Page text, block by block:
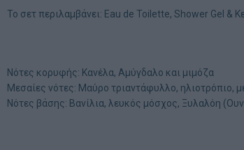
Το σετ περιλαμβάνει: Eau de Toilette, Shower Gel &
Νότες κορυφής: Κανέλα, Αμύγδαλο και μιμόζα
Μεσαίες νότες: Μαύρο τριαντάφυλλο, ηλιοτρόπιο,
Νότες βάσης: Βανίλια, λευκός μόσχος, Ξυλαλόη